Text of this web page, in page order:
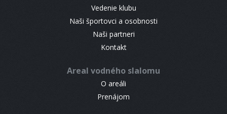
Vedenie klubu
Naši športovci a osobnosti
Naši partneri
Kontakt
Areal vodného slalomu
O areáli
Prenájom